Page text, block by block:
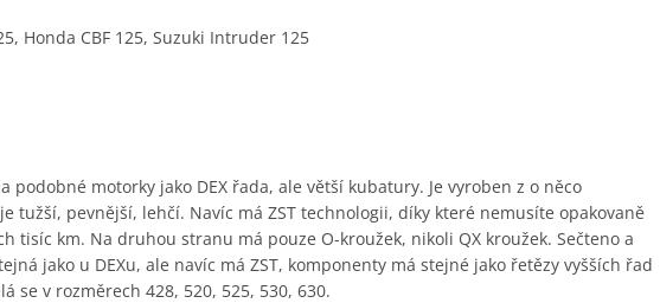
Honda CBF 125, Suzuki Intruder 125
podobné motorky jako DEX řada, ale větší kubatury. Je vyroben z o něco
tužší, pevnější, lehčí. Navíc má ZST technologii, díky které nemusíte opakovaně
tisíc km. Na druhou stranu má pouze O-kroužek, nikoli QX kroužek. Sečteno a
jako u DEXu, ale navíc má ZST, komponenty má stejné jako řetězy vyšších řad
se v rozměrech 428, 520, 525, 530, 630.